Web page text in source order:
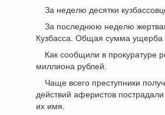
За неделю десятки
За последнюю неделю
Кузбасса. Общая сумма
Как сообщили в прокуратуре
миллиона рублей.
Чаще всего преступники
действий аферистов
их имя.